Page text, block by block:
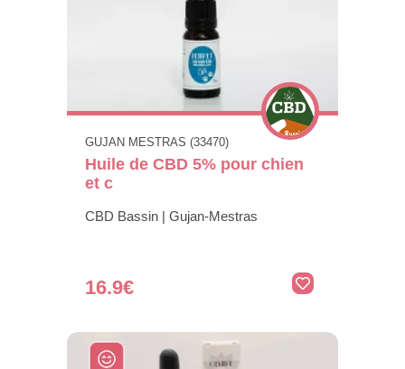
GUJAN MESTRAS (33470)
Huile de CBD 5% pour chien
et c
CBD Bassin | Gujan-Mestras
16.9€